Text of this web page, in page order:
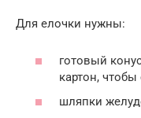
Для елочки нужны:
готовый
картон,
шляпки